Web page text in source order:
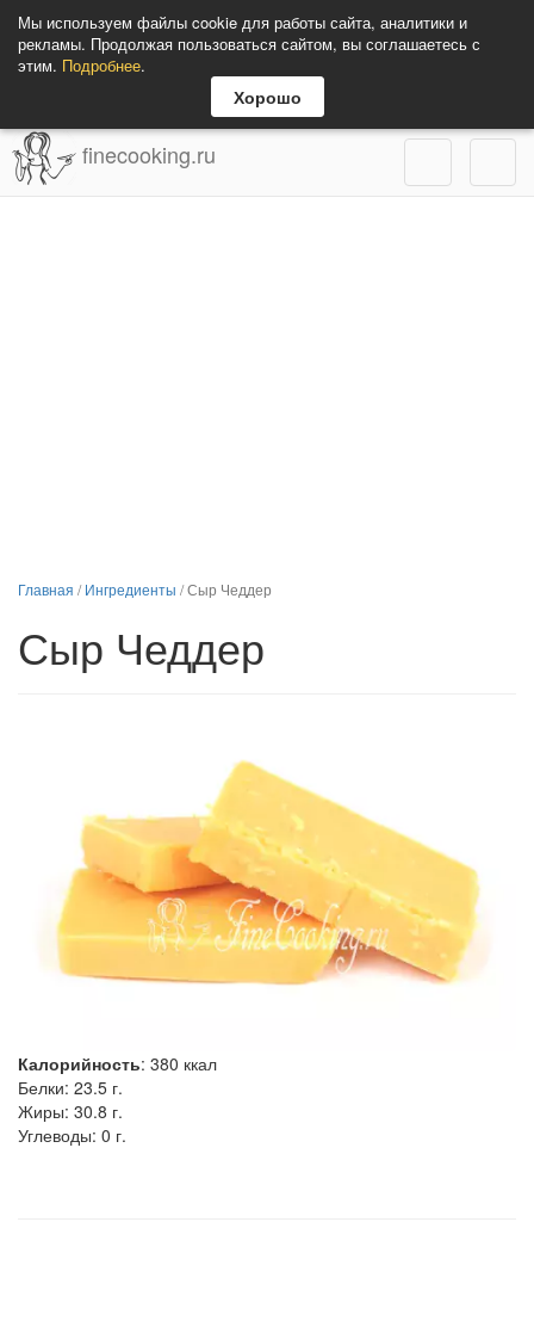
Мы используем файлы cookie для работы сайта, аналитики и
рекламы. Продолжая пользоваться сайтом, вы соглашаетесь с
этим. Подробнее.
Хорошо
finecooking.ru
Главная /Ингредиенты /Сыр Чеддер
Сыр Чеддер
Калорийность: 380 ккал
Белки: 23.5 г.
Жиры: 30.8 г.
Углеводы: 0 г.